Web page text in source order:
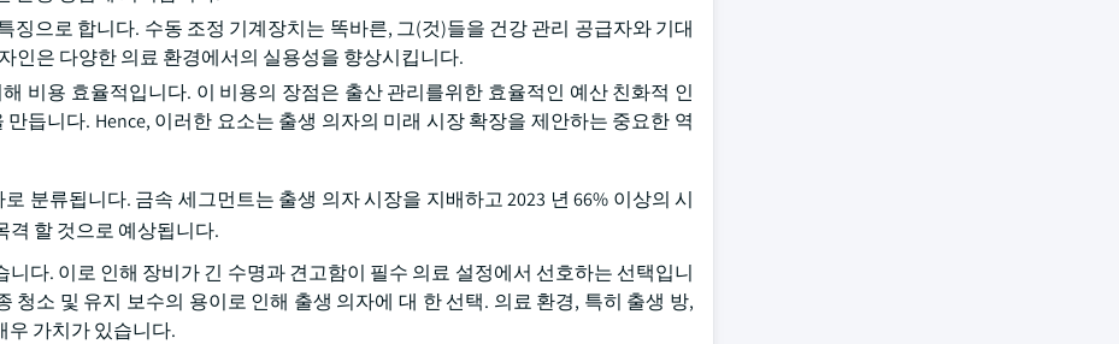
징으로 합니다. 수동 조정 기계장치는 똑바른, 그(것)들을 건강 관리 공급자와 기대
인은 다양한 의료 환경에서의 실용성을 향상시킵니다.
비용 효율적입니다. 이 비용의 장점은 출산 관리를위한 효율적인 예산 친화적 인
듭니다. Hence, 이러한 요소는 출생 의자의 미래 시장 확장을 제안하는 중요한 역
분류됩니다. 금속 세그먼트는 출생 의자 시장을 지배하고 2023 년 66% 이상의 시
격 할 것으로 예상됩니다.
다. 이로 인해 장비가 긴 수명과 견고함이 필수 의료 설정에서 선호하는 선택입니
청소 및 유지 보수의 용이로 인해 출생 의자에 대 한 선택. 의료 환경, 특히 출생 방,
우 가치가 있습니다.